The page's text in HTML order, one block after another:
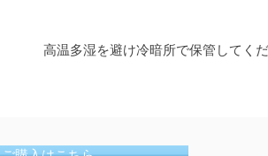
高温多湿を避け冷暗所で保管してくだ